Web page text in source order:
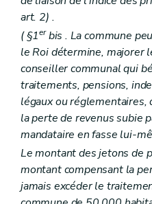
Art. 263
Titre VII De la tutelle
Chapitre premier
Art. 264
Art. 265
Art. 266
Chapitre II (Dispositions relatives à la
Art. 267
Art. 268
Art. 269
Titre VIII Des actions
Art. 270
Art. 271
Art. 271bis
art. 2) .
(§1er bis . La commune
le Roi détermine, majorer
conseiller communal qui
traitements, pensions,
légaux ou
la perte de revenus subie
mandataire en fasse lui-
Le montant des jetons de
montant compensant la
jamais excéder le